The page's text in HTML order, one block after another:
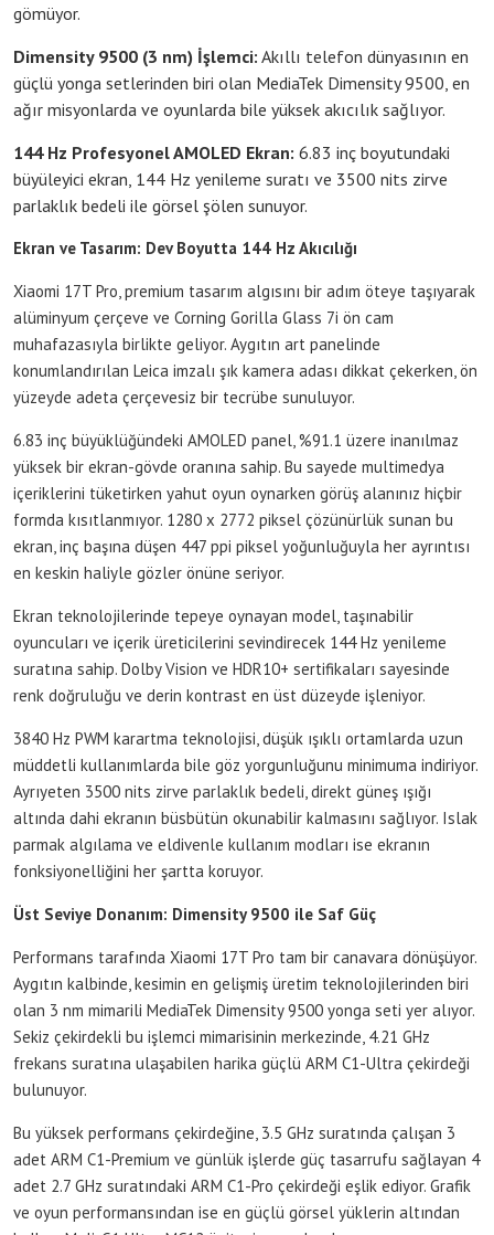
gömüyor.
Dimensity 9500 (3 nm) İşlemci: Akıllı telefon dünyasının en
güçlü yonga setlerinden biri olan MediaTek Dimensity 9500, en
ağır misyonlarda ve oyunlarda bile yüksek akıcılık sağlıyor.
144 Hz Profesyonel AMOLED Ekran: 6.83 inç boyutundaki
büyüleyici ekran, 144 Hz yenileme suratı ve 3500 nits zirve
parlaklık bedeli ile görsel şölen sunuyor.
Ekran ve Tasarım: Dev Boyutta 144 Hz Akıcılığı
Xiaomi 17T Pro, premium tasarım algısını bir adım öteye taşıyarak
alüminyum çerçeve ve Corning Gorilla Glass 7i ön cam
muhafazasıyla birlikte geliyor. Aygıtın art panelinde
konumlandırılan Leica imzalı şık kamera adası dikkat çekerken, ön
yüzeyde adeta çerçevesiz bir tecrübe sunuluyor.
6.83 inç büyüklüğündeki AMOLED panel, %91.1 üzere inanılmaz
yüksek bir ekran-gövde oranına sahip. Bu sayede multimedya
içeriklerini tüketirken yahut oyun oynarken görüş alanınız hiçbir
formda kısıtlanmıyor. 1280 x 2772 piksel çözünürlük sunan bu
ekran, inç başına düşen 447 ppi piksel yoğunluğuyla her ayrıntısı
en keskin haliyle gözler önüne seriyor.
Ekran teknolojilerinde tepeye oynayan model, taşınabilir
oyuncuları ve içerik üreticilerini sevindirecek 144 Hz yenileme
suratına sahip. Dolby Vision ve HDR10+ sertifikaları sayesinde
renk doğruluğu ve derin kontrast en üst düzeyde işleniyor.
3840 Hz PWM karartma teknolojisi, düşük ışıklı ortamlarda uzun
müddetli kullanımlarda bile göz yorgunluğunu minimuma indiriyor.
Ayrıyeten 3500 nits zirve parlaklık bedeli, direkt güneş ışığı
altında dahi ekranın büsbütün okunabilir kalmasını sağlıyor. Islak
parmak algılama ve eldivenle kullanım modları ise ekranın
fonksiyonelliğini her şartta koruyor.
Üst Seviye Donanım: Dimensity 9500 ile Saf Güç
Performans tarafında Xiaomi 17T Pro tam bir canavara dönüşüyor.
Aygıtın kalbinde, kesimin en gelişmiş üretim teknolojilerinden biri
olan 3 nm mimarili MediaTek Dimensity 9500 yonga seti yer alıyor.
Sekiz çekirdekli bu işlemci mimarisinin merkezinde, 4.21 GHz
frekans suratına ulaşabilen harika güçlü ARM C1-Ultra çekirdeği
bulunuyor.
Bu yüksek performans çekirdeğine, 3.5 GHz suratında çalışan 3
adet ARM C1-Premium ve günlük işlerde güç tasarrufu sağlayan 4
adet 2.7 GHz suratındaki ARM C1-Pro çekirdeği eşlik ediyor. Grafik
ve oyun performansından ise en güçlü görsel yüklerin altından